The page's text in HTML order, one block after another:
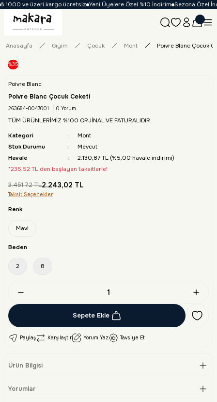
ve üzeri kargo ücretsiz Yeni Üyelere Özel %10 İndirim Sezona Özel
Anasayfa Giyim Çocuk Mont Poivre Blanc Çocuk
%35
Poivre Blanc
Poivre Blanc Çocuk Ceketi
263684-0047001 0 Yorum
TÜM ÜRÜNLERİMİZ %100 ORJİNAL VE FATURALIDIR
Kategori
Mont
Stok Durumu
Mevcut
Havale
2.130,87 TL (%5,00 havale indirimi)
*235,52 TL den başlayan taksitlerle!
3.451,72 TL2.243,02 TL
Taksit Seçenekler
Renk
Mavi
Beden
2 8
Sepete Ekle
Paylaş Karşılaştır Yorum Yaz Tavsiye Et
Ürün Bilgisi
Yorumlar